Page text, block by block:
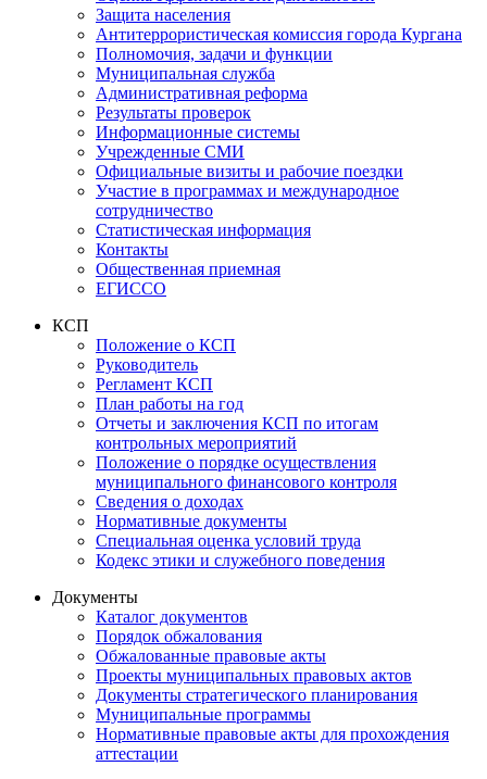
Защита населения
Антитеррористическая комиссия города Кургана
Полномочия, задачи и функции
Муниципальная служба
Административная реформа
Результаты проверок
Информационные системы
Учрежденные СМИ
Официальные визиты и рабочие поездки
Участие в программах и международное
сотрудничество
Статистическая информация
Контакты
Общественная приемная
ЕГИССО
КСП
Положение о КСП
Руководитель
Регламент КСП
План работы на год
Отчеты и заключения КСП по итогам
контрольных мероприятий
Положение о порядке осуществления
муниципального финансового контроля
Сведения о доходах
Нормативные документы
Специальная оценка условий труда
Кодекс этики и служебного поведения
Документы
Каталог документов
Порядок обжалования
Обжалованные правовые акты
Проекты муниципальных правовых актов
Документы стратегического планирования
Муниципальные программы
Нормативные правовые акты для прохождения
аттестации